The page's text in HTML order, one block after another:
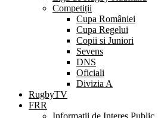
Competiții
Cupa României
Cupa Regelui
Copii si Juniori
Sevens
DNS
Oficiali
Divizia A
RugbyTV
FRR
Informații de Interes Public